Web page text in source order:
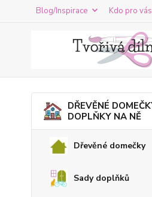
Blog/Inspirace Kdo pro
DŘEVĚNÉ
DOPLŇKY NA NĚ
Dřevěné domečky
Sady doplňků